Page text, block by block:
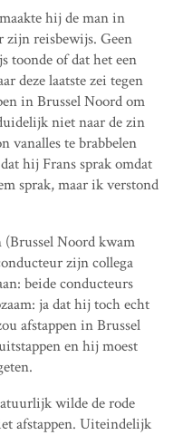
hij de man in
zijn reisbewijs. Geen
toonde of dat het een
deze laatste zei tegen
in Brussel Noord om
niet naar de zin
vanalles te brabbelen
hij Frans sprak omdat
sprak, maar ik verstond
(Brussel Noord kwam
zijn collega
beide conducteurs
ja dat hij toch echt
afstappen in Brussel
en hij moest
wilde de rode
afstappen. Uiteindelijk